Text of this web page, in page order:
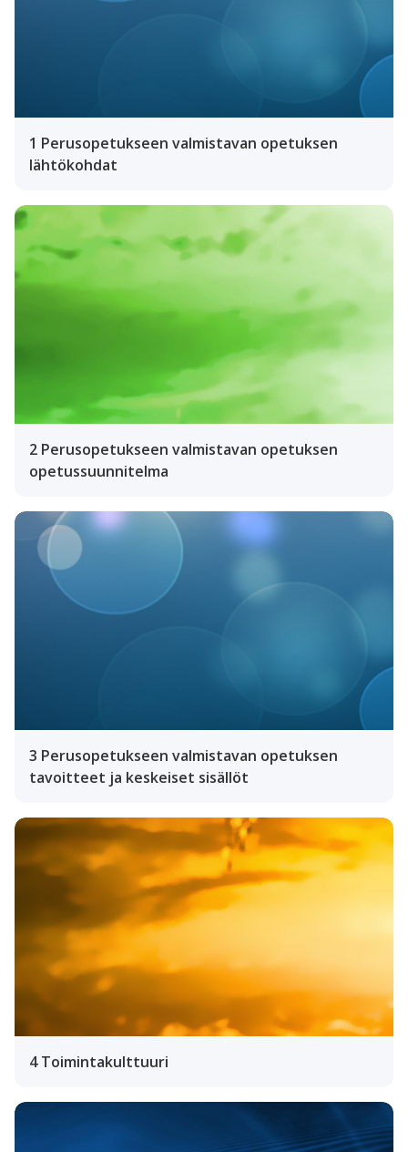
1 Perusopetukseen valmistavan opetuksen
lähtökohdat
2 Perusopetukseen valmistavan opetuksen
opetussuunnitelma
3 Perusopetukseen valmistavan opetuksen
tavoitteet ja keskeiset sisällöt
4 Toimintakulttuuri